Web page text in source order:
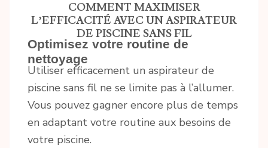
COMMENT MAXIMISER
L’EFFICACITÉ AVEC UN ASPIRATEUR
DE PISCINE SANS FIL
Optimisez votre routine de
nettoyage
Utiliser efficacement un aspirateur de
piscine sans fil ne se limite pas à l’allumer.
Vous pouvez gagner encore plus de temps
en adaptant votre routine aux besoins de
votre piscine.